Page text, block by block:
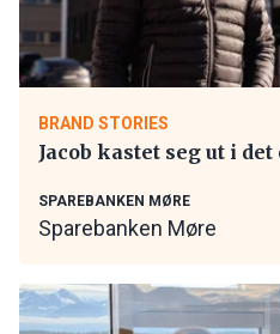
BRAND STORIES
Jacob kastet seg ut i
SPAREBANKEN MØRE
Sparebanken Møre